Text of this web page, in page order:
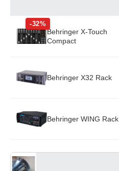
-32%
Behringer X-Touch
Compact
Behringer X32 Rack
Behringer WING Rack